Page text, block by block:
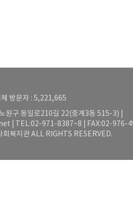
방문자 : 5,221,665
원구 동일로210길 22(중계3동 515-3) |
| TEL:02-971-8387~8 | FAX:02-976-
복지관 ALL RIGHTS RESERVED.